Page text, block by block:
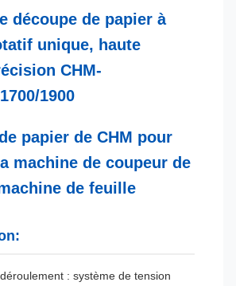
découpe de papier à
unique, haute
CHM-
1900
papier de CHM pour
machine de coupeur de
de feuille
: système de tension